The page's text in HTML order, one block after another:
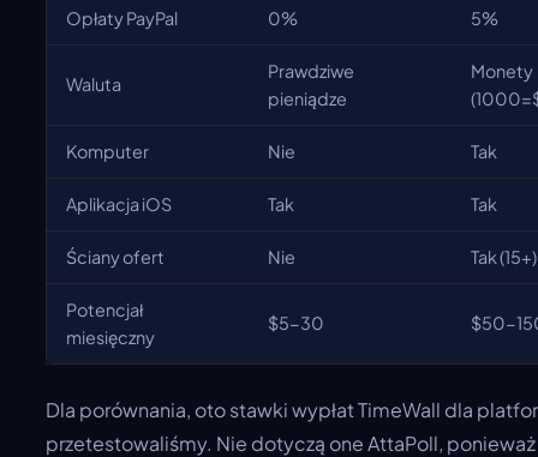
Opłaty PayPal 0% 5%
Waluta
Prawdziwe
pieniądze
Monety
Komputer Nie Tak
Aplikacja iOS Tak Tak
Ściany ofert Nie Tak (15+)
Potencjał
miesięczny
$5-30 $50-
Dla porównania, oto stawki wypłat TimeWall dla
przetestowaliśmy. Nie dotyczą one AttaPoll,